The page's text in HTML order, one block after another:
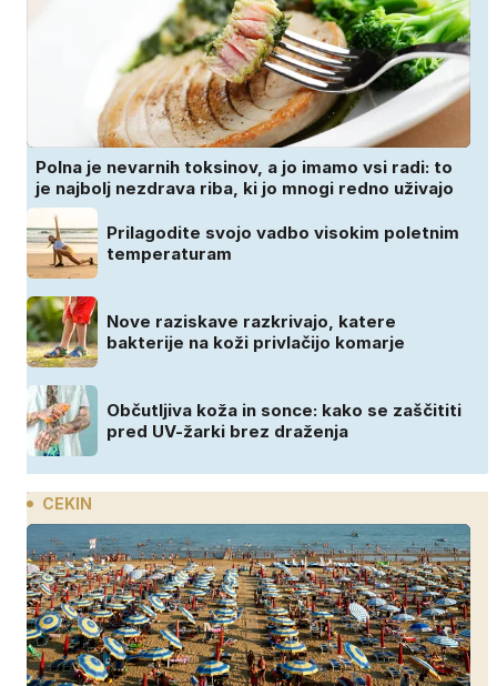
Polna je nevarnih toksinov, a jo imamo vsi radi: to
je najbolj nezdrava riba, ki jo mnogi redno uživajo
Prilagodite svojo vadbo visokim poletnim
temperaturam
Nove raziskave razkrivajo, katere
bakterije na koži privlačijo komarje
Občutljiva koža in sonce: kako se zaščititi
pred UV-žarki brez draženja
CEKIN